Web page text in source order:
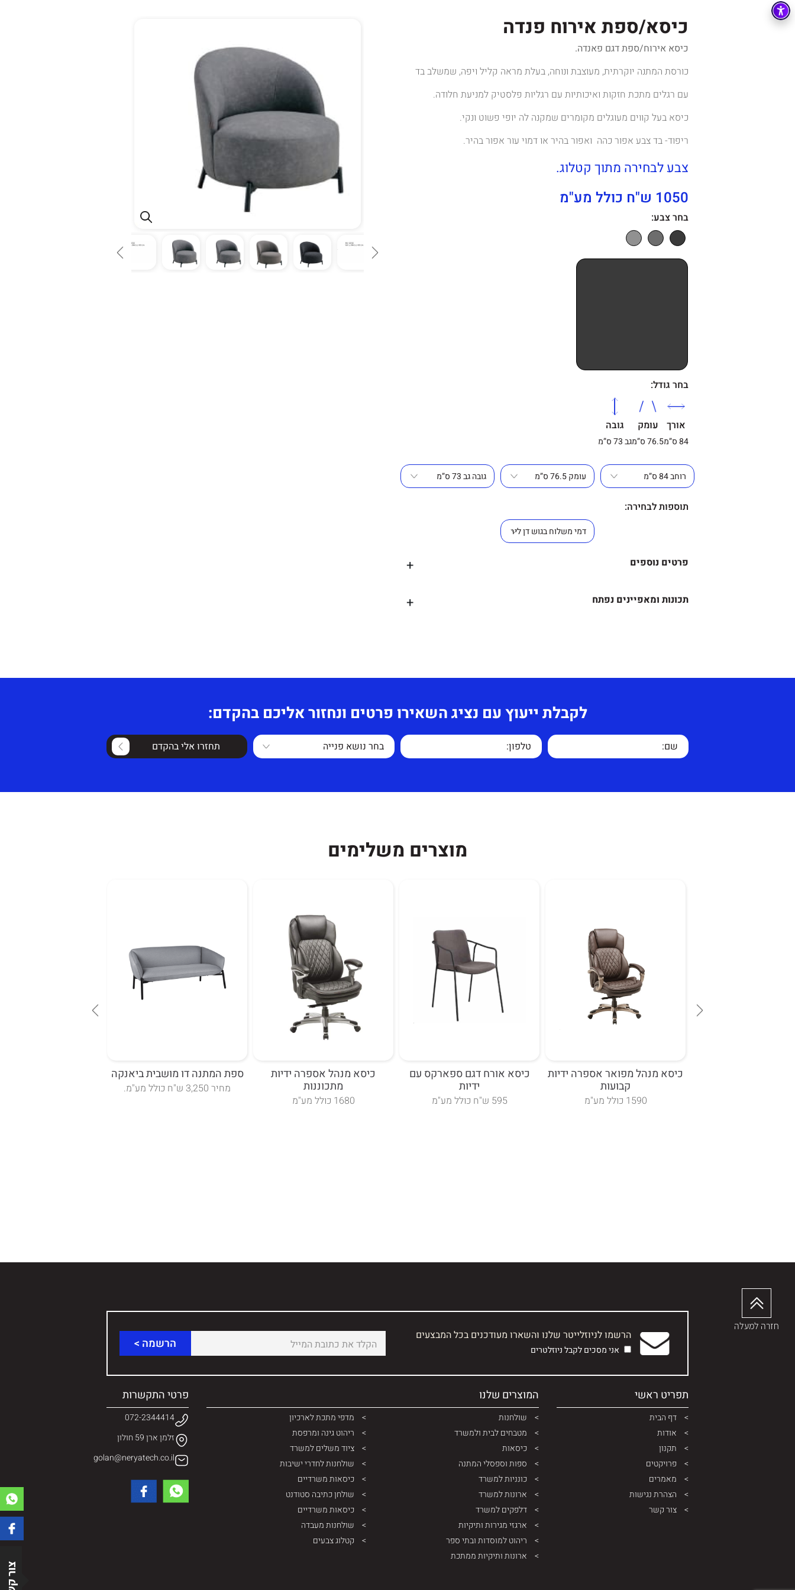
צור קשר
כיסא/ספת אירוח פנדה
כיסא אירוח/ספת דגם פאנדה.
כורסת המתנה יוקרתית, מעוצבת ונוחה, בעלת מראה קליל ויפה, שמשלב בד
עם רגלים מתכת חזקות ואיכותיות עם רגליות פלסטיק למניעת חלודה.
כיסא בעל קווים מעוגלים מקומרים שמקנה לה יופי פשוט ונקי.
ריפוד- בד צבע אפור כהה ואפור בהיר או דמוי עור אפור בהיר.
צבע לבחירה מתוך קטלוג.
1050 ש"ח כולל מע"מ
בחר צבע:
בחר גודל:
אורך
84 ס”מ
עומק
76.5 ס”מ
גובה
גב 73 ס”מ
תוספות לבחירה:
פרטים נוספים
+
תכונות ומאפיינים נפתח
+
מראה נקי ובעיקר
רגליים מעוצבות ממתכת אשר מקנות לכיסא יציבות.
כיסא מפנק ומרהיב בעל קווים מקומרים אשר תופס
נמצא המתאים למשרדיים יוקרתיים, מוסדות או ללובי
אחריות על הכיסא שנה למעט קרעים או שימוש לא
לקבלת ייעוץ עם נציג השאירו פרטים ונחזור אליכם בהקדם:
תחזרו אלי בהקדם
מוצרים משלימים
כיסא מנהל מפואר אספרה ידיות
קבועות
1590 כולל מע"מ
כיסא אורח דגם ספארקס עם
ידיות
595 ש"ח כולל מע"מ
כיסא מנהל אספרה ידיות
מתכוננות
1680 כולל מע"מ
ספת המתנה דו מושבית ביאנקה
מחיר 3,250 ש"ח כולל מע"מ.
חזרה למעלה
הרשמו לניוזלייטר שלנו והשארו מעודכנים בכל המבצעים
אני מסכים לקבל ניוזלטרים
תפריט ראשי
דף הבית
אודות
תקנון
פרויקטים
מאמרים
הצהרת נגישות
צור קשר
המוצרים שלנו
שולחנות
מטבחים לבית ולמשרד
כיסאות
ספות וספסלי המתנה
כונניות למשרד
ארונות למשרד
דלפקים למשרד
ארגזי מגירות ותיקיות
ריהוט למוסדות ובתי ספר
ארונות ותיקיות ממתכת
מדפי מתכת לארכיון
ריהוט גינה ומרפסת
ציוד משלים למשרד
שולחנות לחדרי ישיבות
כיסאות משרדיים
שולחן כתיבה סטודנט
כיסאות משרדיים
שולחנות מעבדה
קטלוג צבעים
פרטי התקשרות
072-2344414
זלמן ארן 59 חולון
golan@neryatech.co.il